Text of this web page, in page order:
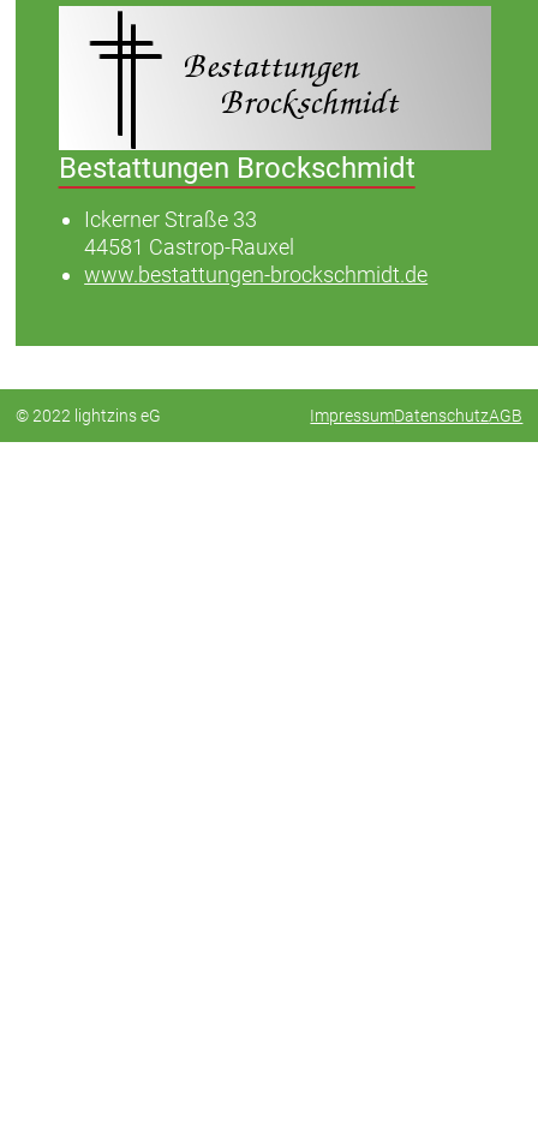
Bestattungen Brockschmidt
Ickerner Straße 33
44581 Castrop-Rauxel
www.bestattungen-brockschmidt.de
© 2022 lightzins eG ImpressumDatenschutzAGB